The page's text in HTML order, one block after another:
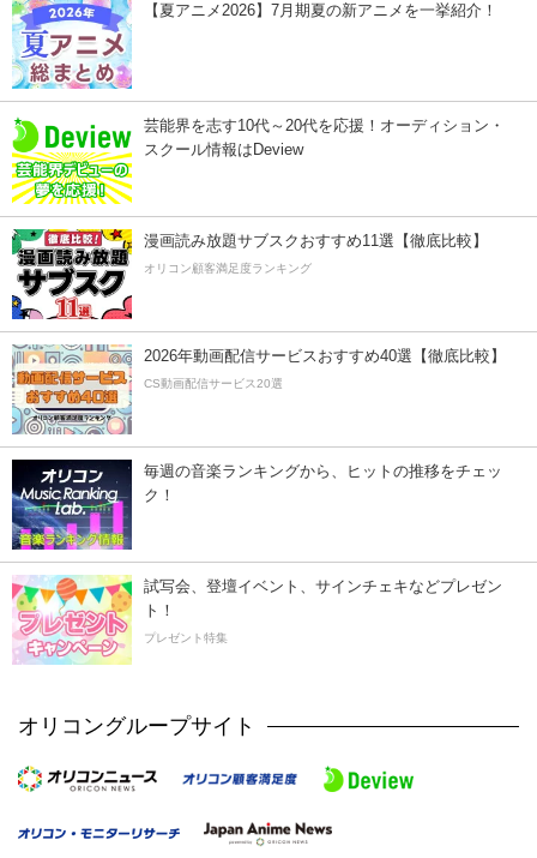
【夏アニメ2026】7月期夏の新アニメを一挙紹介！
芸能界を志す10代～20代を応援！オーディション・
スクール情報はDeview
漫画読み放題サブスクおすすめ11選【徹底比較】
オリコン顧客満足度ランキング
2026年動画配信サービスおすすめ40選【徹底比較】
CS動画配信サービス20選
毎週の音楽ランキングから、ヒットの推移をチェッ
ク！
試写会、登壇イベント、サインチェキなどプレゼン
ト！
プレゼント特集
オリコングループサイト